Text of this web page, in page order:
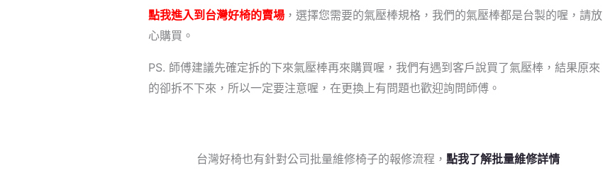
點我進入到台灣好椅的賣場，選擇您需要的氣壓棒規格，我們的氣壓棒都是台製的喔，請放
心購買。
PS. 師傅建議先確定拆的下來氣壓棒再來購買喔，我們有遇到客戶說買了氣壓棒，結果原來
的卻拆不下來，所以一定要注意喔，在更換上有問題也歡迎詢問師傅。
台灣好椅也有針對公司批量維修椅子的報修流程， 點我了解批量維修詳情